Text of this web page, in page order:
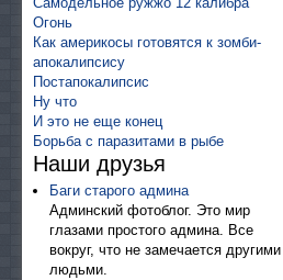
Огонь
Как америкосы готовятся к зомби-
апокалипсису
Постапокалипсис
Ну что
И это не еще конец
Борьба с паразитами в рыбе
Наши друзья
Баги старого админа
Админский фотоблог. Это мир
глазами простого админа. Все
вокруг, что не замечается другими
людьми.